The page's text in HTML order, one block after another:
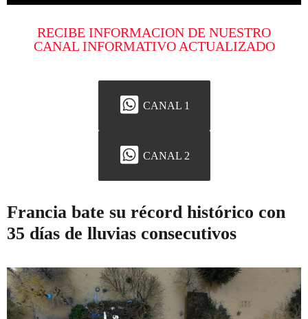
RECIBE INFORMACION DE NUESTRO
CANAL INFORMATIVO ACTUALIZADO
CANAL 1
CANAL 2
Francia bate su récord histórico con
35 días de lluvias consecutivos